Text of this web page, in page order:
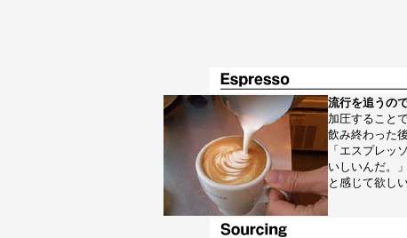
流行を追うの
加圧すること
飲み終わった
「エスプレッ
いしいんだ。」
と感じて欲しい